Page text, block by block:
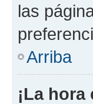
las
Arriba
¡La